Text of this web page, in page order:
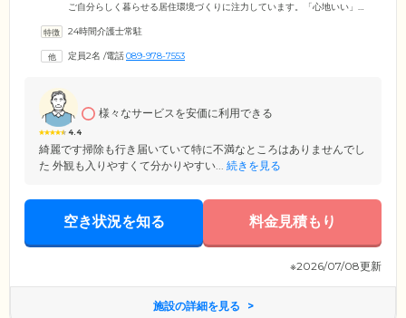
ご自分らしく暮らせる居住環境づくりに注力しています。「心地いい」
を「ここち」と命名。1日のスケジュールは、スタッフが細かく決めてし
と考えています。起床から就寝までご入居者様お一人おひとりのライフ
24時間介護士常駐
定員2名 /電話089-978-7553
4.4
様々なサービスを安価に利用できる
綺麗です掃除も行き届いていて特に不満なところはありませんでし
た 外観も入りやすくて分かりやすい... 続きを見る
空き状況を知る 料金見積もり
※2026/07/08更新
施設の詳細を見る